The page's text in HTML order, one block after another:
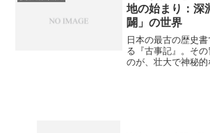
地の始まり：深
闢」の世界
日本の最古の歴史
る『古事記』。そ
のが、壮大で神秘的